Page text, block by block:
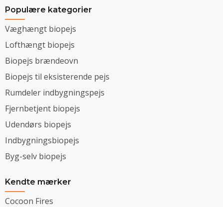
Populære kategorier
Væghængt biopejs
Lofthængt biopejs
Biopejs brændeovn
Biopejs til eksisterende pejs
Rumdeler indbygningspejs
Fjernbetjent biopejs
Udendørs biopejs
Indbygningsbiopejs
Byg-selv biopejs
Kendte mærker
Cocoon Fires